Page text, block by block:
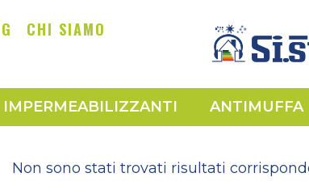
CHI SIAMO
IMPERMEABILIZZANTI ANTIMUFFA
Non sono stati trovati risultati